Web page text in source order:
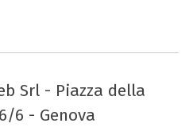
Srl - Piazza della
6 - Genova